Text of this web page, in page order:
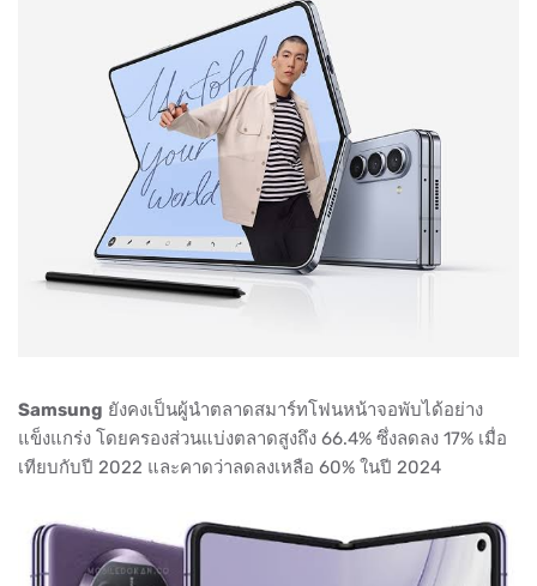
Samsung ยังคงเป็นผู้นำตลาดสมาร์ทโฟนหน้าจอพับได้อย่าง
แข็งแกร่ง โดยครองส่วนแบ่งตลาดสูงถึง 66.4% ซึ่งลดลง 17% เมื่อ
เทียบกับปี 2022 และคาดว่าลดลงเหลือ 60% ในปี 2024